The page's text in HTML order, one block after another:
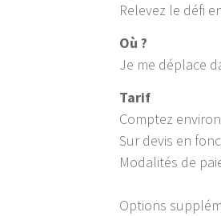
Relevez le défi
Où ?
Je me déplace
Tarif
Comptez
Sur devis en
Modalités de
Options